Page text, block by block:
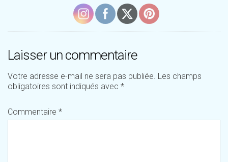
Laisser un commentaire
Votre adresse e-mail ne sera pas publiée. Les champs
obligatoires sont indiqués avec *
Commentaire *